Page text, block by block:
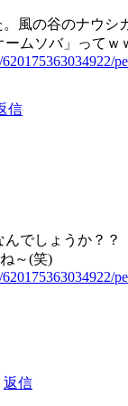
。風の谷のナウシ
ームソバ」ってｗ
信
でしょうか？？
～(笑)
返信